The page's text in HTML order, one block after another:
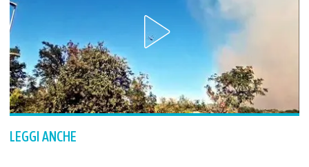
LEGGI ANCHE